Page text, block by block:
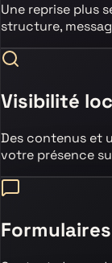
Une reprise plus
structure,
Visibilité
Des contenus et
votre présence